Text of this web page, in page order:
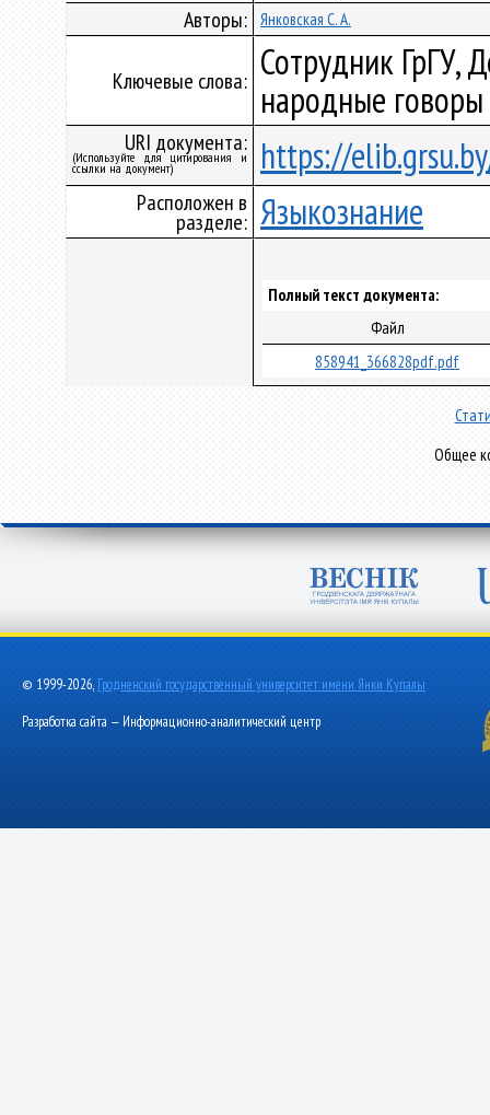
Авторы: Янковская С. А.
Ключевые слова: Сотрудник ГрГУ,
народные говоры
URI документа:
(Используйте для цитирования и
ссылки на документ) https://
Расположен в
разделе: Языкознание
Полный текст документа:
Файл
858941_366828pdf.pdf
Общее
© 1999-2026, Гродненский государственный университет имени Янки Купалы
Разработка сайта — Информационно-аналитический центр